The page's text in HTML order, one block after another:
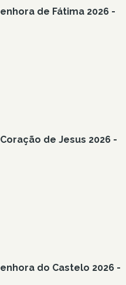
de Fátima 2026 -
de Jesus 2026 -
do Castelo 2026 -